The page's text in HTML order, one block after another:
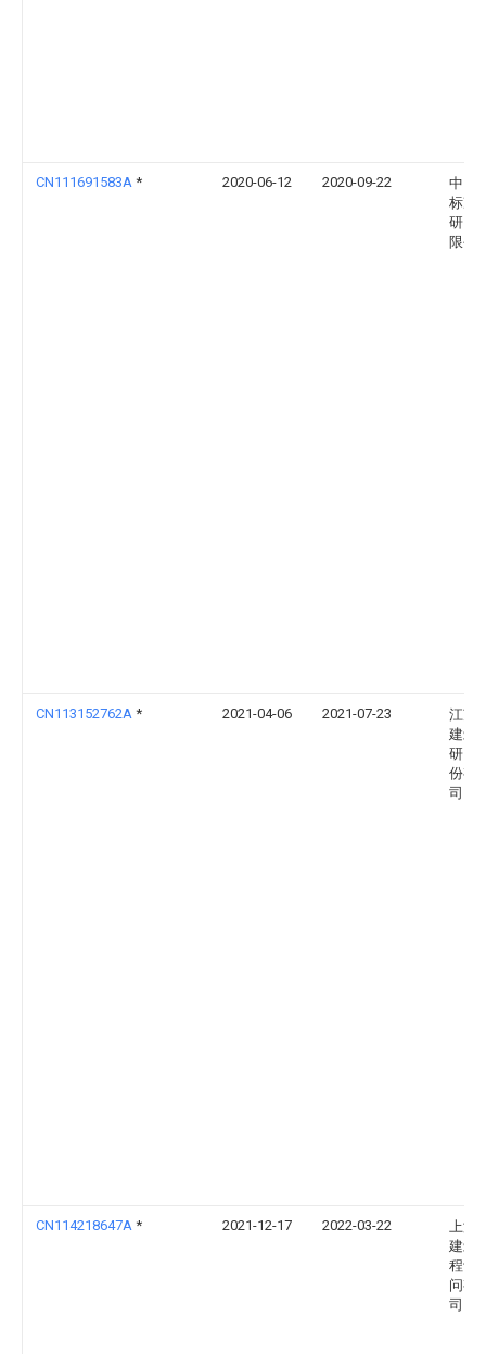
CN111691583A * 2020-06-12 2020-09-22
中国
标准
研究
限公
CN113152762A * 2021-04-06 2021-07-23
江苏
建筑
研究
份有
司
CN114218647A * 2021-12-17 2022-03-22
上海
建筑
程设
问有
司